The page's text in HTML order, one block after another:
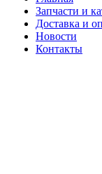
Запчасти и
Доставка и
Новости
Контакты